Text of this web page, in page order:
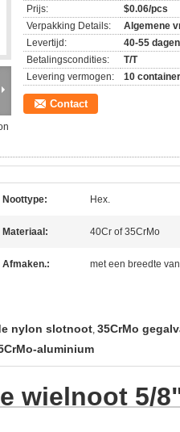
Prijs:
$0.06/pcs
Verpakking Details:
Algemene
Levertijd:
40-55 dagen
Betalingscondities:
T/T
Levering vermogen:
10
Contact
Noottype: Hex.
Materiaal: 40Cr of 35CrMo
Afmaken.: met een breedte
nylon slotnoot, 35CrMo
aluminium
wielnoot 5/